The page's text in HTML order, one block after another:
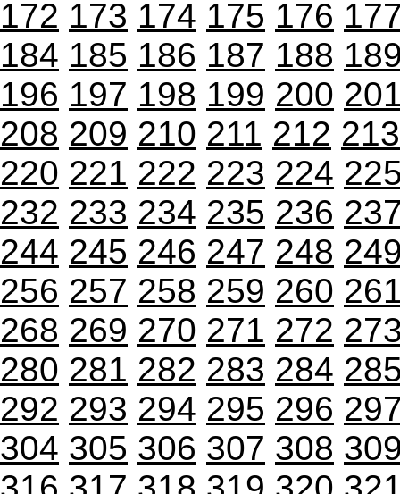
172 173 174 175 176
184 185 186 187 188
196 197 198 199 200
208 209 210 211 212 213
220 221 222 223 224
232 233 234 235 236
244 245 246 247 248
256 257 258 259 260
268 269 270 271 272
280 281 282 283 284
292 293 294 295 296
304 305 306 307 308